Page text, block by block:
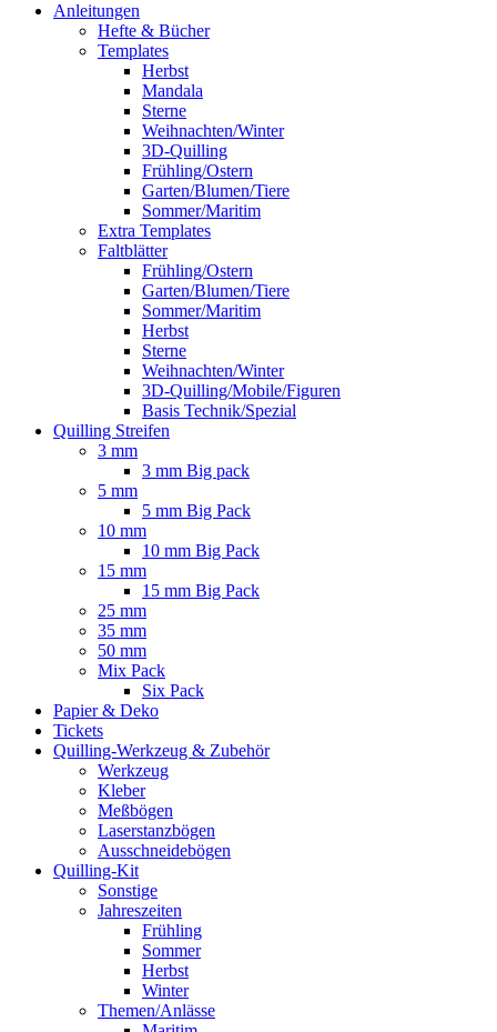
Anleitungen
Hefte & Bücher
Templates
Herbst
Mandala
Sterne
Weihnachten/Winter
3D-Quilling
Frühling/Ostern
Garten/Blumen/Tiere
Sommer/Maritim
Extra Templates
Faltblätter
Frühling/Ostern
Garten/Blumen/Tiere
Sommer/Maritim
Herbst
Sterne
Weihnachten/Winter
3D-Quilling/Mobile/Figuren
Basis Technik/Spezial
Quilling Streifen
3 mm
3 mm Big pack
5 mm
5 mm Big Pack
10 mm
10 mm Big Pack
15 mm
15 mm Big Pack
25 mm
35 mm
50 mm
Mix Pack
Six Pack
Papier & Deko
Tickets
Quilling-Werkzeug & Zubehör
Werkzeug
Kleber
Meßbögen
Laserstanzbögen
Ausschneidebögen
Quilling-Kit
Sonstige
Jahreszeiten
Frühling
Sommer
Herbst
Winter
Themen/Anlässe